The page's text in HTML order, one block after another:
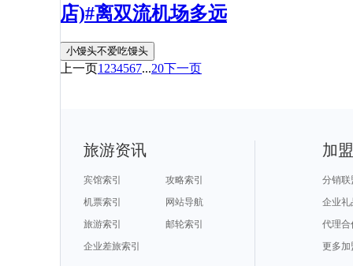
店)#离双流机场多远
小馒头不爱吃馒头
上一页1 234567...20下一页
旅游资讯
宾馆索引
攻略索引
机票索引
网站导航
旅游索引
邮轮索引
企业差旅索引
加
分销联
企业礼
代理合
更多加